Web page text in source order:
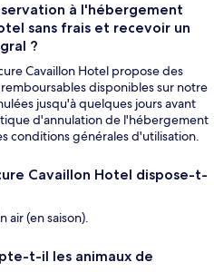
à l'hébergement
sans frais et recevoir un
?
Cavaillon Hotel propose des
disponibles sur notre
jusqu'à quelques jours avant
d'annulation de l'hébergement
conditions générales d'utilisation.
Cavaillon Hotel dispose-t-
air (en saison).
t-il les animaux de